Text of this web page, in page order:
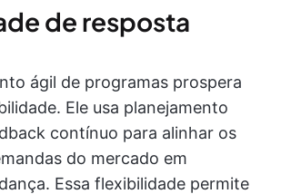
de resposta
ágil de programas prospera
Ele usa planejamento
contínuo para alinhar os
do mercado em
Essa flexibilidade permite